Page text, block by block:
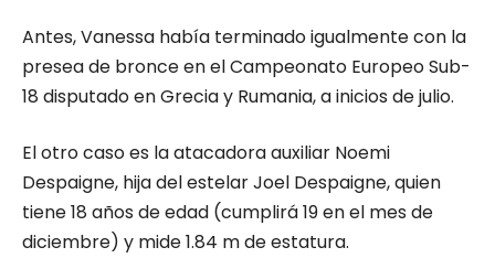
Antes, Vanessa había terminado igualmente con la
presea de bronce en el Campeonato Europeo Sub-
18 disputado en Grecia y Rumania, a inicios de julio.
El otro caso es la atacadora auxiliar Noemi
Despaigne, hija del estelar Joel Despaigne, quien
tiene 18 años de edad (cumplirá 19 en el mes de
diciembre) y mide 1.84 m de estatura.